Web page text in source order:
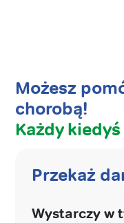
Możesz
chorobą!
Każdy
Przekaż
Wystarczy w